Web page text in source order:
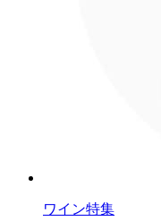
ワイン特集